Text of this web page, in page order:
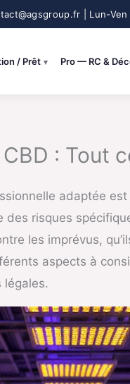
/ Prêt Pro — RC &
: Tout
adaptée
risques
les imprévus,
aspects à
légales.